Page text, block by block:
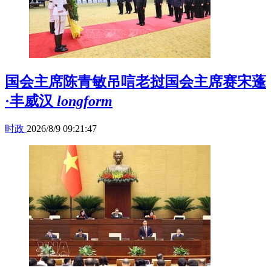
国会主席陈青敏吊唁老挝国会主席赛宋蓬
·丰威汉 longform
时政 2026/8/9 09:21:47